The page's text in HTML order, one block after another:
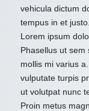
vehicula dictum
tempus in et
Lorem ipsum
Phasellus ut
mollis mi varius
vulputate turpis
ut volutpat nunc
Proin metus